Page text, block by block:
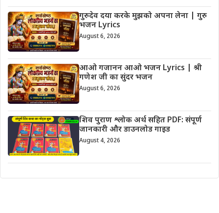
गुरुदेव दया करके मुझको अपना लेना | गुरु
भजन Lyrics
August 6, 2026
आओ गजानन आओ भजन Lyrics | श्री
गणेश जी का सुंदर भजन
August 6, 2026
शिव पुराण श्लोक अर्थ सहित PDF: संपूर्ण
जानकारी और डाउनलोड गाइड
August 4, 2026